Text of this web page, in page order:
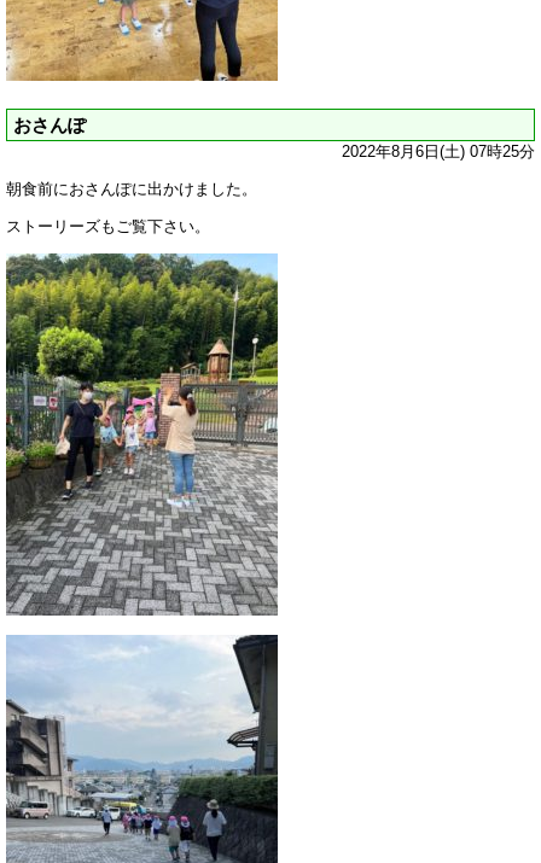
おさんぽ
2022年8月6日(土) 07時25分
朝食前におさんぽに出かけました。
ストーリーズもご覧下さい。